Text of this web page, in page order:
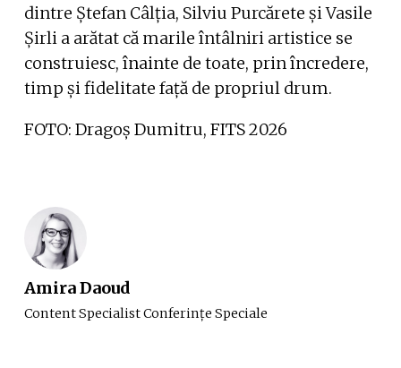
dintre Ștefan Câlția, Silviu Purcărete și Vasile
Șirli a arătat că marile întâlniri artistice se
construiesc, înainte de toate, prin încredere,
timp și fidelitate față de propriul drum.
FOTO: Dragoș Dumitru, FITS 2026
Amira Daoud
Content Specialist Conferinţe Speciale